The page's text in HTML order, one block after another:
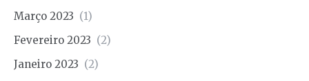
Março 2023 (1)
Fevereiro 2023 (2)
Janeiro 2023 (2)